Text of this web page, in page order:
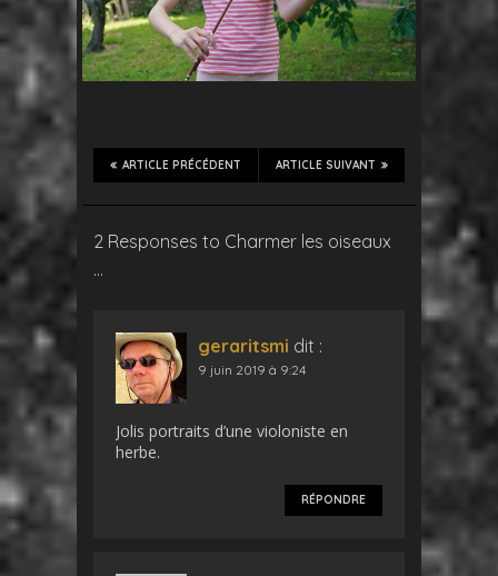
ARTICLE SUIVANT
ARTICLE PRÉCÉDENT
2 Responses to Charmer les oiseaux
…
geraritsmi dit :
9 juin 2019 à 9:24
Jolis portraits d’une violoniste en
herbe.
RÉPONDRE